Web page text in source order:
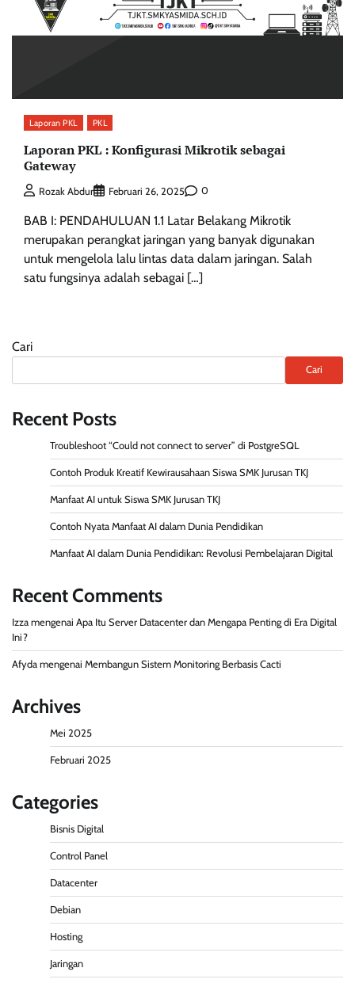
Laporan PKL PKL
Laporan PKL : Konfigurasi Mikrotik sebagai
Gateway
Rozak Abdur Februari 26, 2025 0
BAB I: PENDAHULUAN 1.1 Latar Belakang Mikrotik
merupakan perangkat jaringan yang banyak digunakan
untuk mengelola lalu lintas data dalam jaringan. Salah
satu fungsinya adalah sebagai […]
Cari
Cari
Recent Posts
Troubleshoot “Could not connect to server” di PostgreSQL
Contoh Produk Kreatif Kewirausahaan Siswa SMK Jurusan TKJ
Manfaat AI untuk Siswa SMK Jurusan TKJ
Contoh Nyata Manfaat AI dalam Dunia Pendidikan
Manfaat AI dalam Dunia Pendidikan: Revolusi Pembelajaran Digital
Recent Comments
Izza mengenai Apa Itu Server Datacenter dan Mengapa Penting di Era Digital
Ini?
Afyda mengenai Membangun Sistem Monitoring Berbasis Cacti
Archives
Mei 2025
Februari 2025
Categories
Bisnis Digital
Control Panel
Datacenter
Debian
Hosting
Jaringan